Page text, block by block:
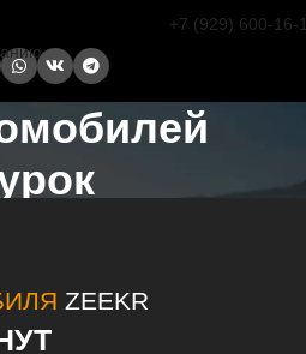
+7 (929) 600-16-
ZEEKR